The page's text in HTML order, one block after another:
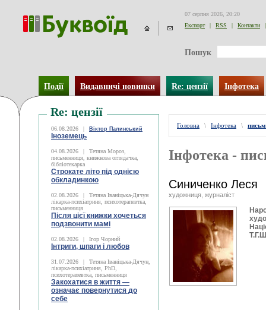
07 серпня 2026, 20:20
Експорт
| RSS | Контакти |
Пошук
Події Видавничі новинки Re: цензії Інфотека
Re: цензії
06.08.2026 | Віктор Палинський
Іноземець
04.08.2026 |
Тетяна Мороз,
письменниця, книжкова оглядачка,
бібліотекарка
Строкате літо під однією
обкладинкою
02.08.2026 |
Тетяна Іваніцька-Дячун
лікарка-психіатриня, психотерапевтка,
письменниця
Після цієї книжки хочеться
подзвонити мамі
02.08.2026 | Ігор Чорний
Інтриги, шпаги і любов
31.07.2026 |
Тетяна Іваніцька-Дячун,
лікарка-психіатриня, PhD,
психотерапевтка, письменниця
Закохатися в життя —
означає повернутися до
себе
Головна \ Інфотека \
Інфотека -
Синиченко Леся
художниця, журналіст